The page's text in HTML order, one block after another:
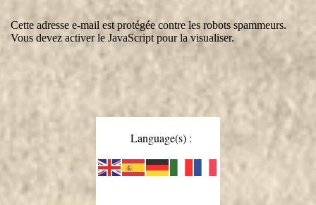
Cette adresse e-mail est protégée contre les robots spammeurs.
Vous devez activer le JavaScript pour la visualiser.
Language(s) :